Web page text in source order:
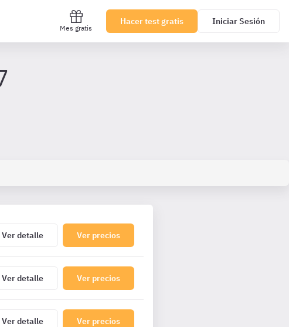
Mes gratis
Hacer test gratis Iniciar Sesión
Ver detalle Ver precios
Ver detalle Ver precios
Ver detalle Ver precios